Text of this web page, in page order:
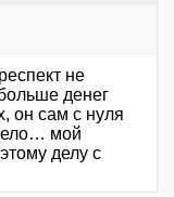
не
денег
он сам с нуля
мой
делу с